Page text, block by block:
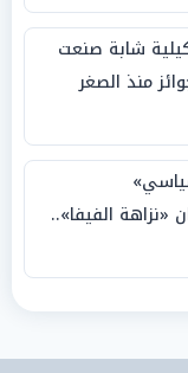
شابة صنعت
منذ الصغر
«نزاهة الفيفا»..